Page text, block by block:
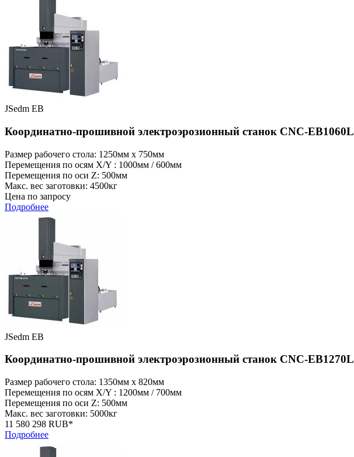
JSedm EB
Координатно-прошивной электроэрозионный станок CNC-EB1060L
Размер рабочего стола: 1250мм x 750мм
Перемещения по осям X/Y : 1000мм / 600мм
Перемещения по оси Z: 500мм
Макс. вес заготовки: 4500кг
Цена по запросу
Подробнее
JSedm EB
Координатно-прошивной электроэрозионный станок CNC-EB1270L
Размер рабочего стола: 1350мм x 820мм
Перемещения по осям X/Y : 1200мм / 700мм
Перемещения по оси Z: 500мм
Макс. вес заготовки: 5000кг
11 580 298 RUB*
Подробнее